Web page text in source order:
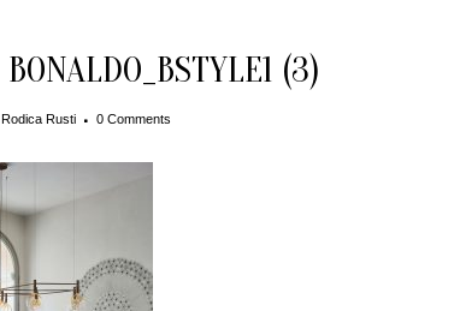
BONALDO_BSTYLE1 (3)
Rodica Rusti 0 Comments